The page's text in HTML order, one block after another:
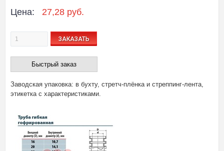
Цена: 27,28 руб.
ЗАКАЗАТЬ
Быстрый заказ
Заводская упаковка: в бухту, стретч-плёнка и стреппинг-лента,
этикетка с характеристиками.